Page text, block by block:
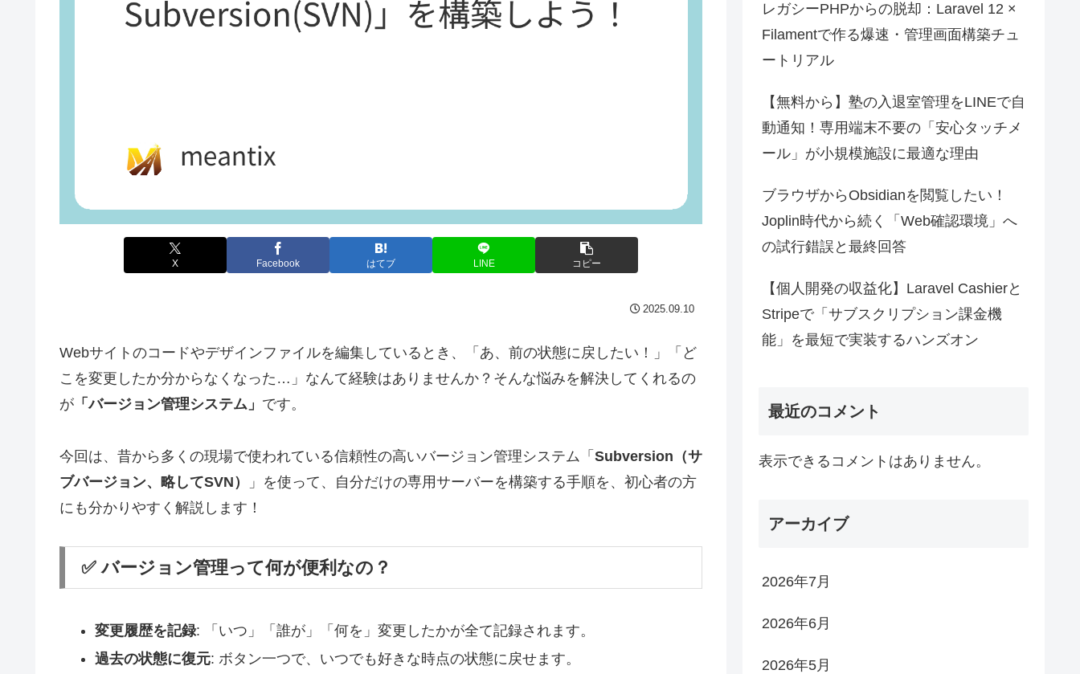
X Facebook はてブ LINE コピー
2025.09.10
Webサイトのコードやデザインファイルを編集しているとき、「あ、前の状態に戻したい！」「ど
こを変更したか分からなくなった…」なんて経験はありませんか？そんな悩みを解決してくれるの
が 「バージョン管理システム」 です。
今回は、昔から多くの現場で使われている信頼性の高いバージョン管理システム「 Subversion（サ
ブバージョン、略してSVN）
」を使って、自分だけの専用サーバーを構築する手順を、初心者の方
にも分かりやすく解説します！
✅ バージョン管理って何が便利なの？
変更履歴を記録: 「いつ」「誰が」「何を」変更したかが全て記録されます。
過去の状態に復元: ボタン一つで、いつでも好きな時点の状態に戻せます。
レガシーPHPからの脱却：Laravel 12 ×
Filamentで作る爆速・管理画面構築チュ
ートリアル
【無料から】塾の入退室管理をLINEで自
動通知！専用端末不要の「安心タッチメ
ール」が小規模施設に最適な理由
ブラウザからObsidianを閲覧したい！
Joplin時代から続く「Web確認環境」へ
の試行錯誤と最終回答
【個人開発の収益化】Laravel Cashierと
Stripeで「サブスクリプション課金機
能」を最短で実装するハンズオン
最近のコメント
表示できるコメントはありません。
アーカイブ
2026年7月
2026年6月
2026年5月